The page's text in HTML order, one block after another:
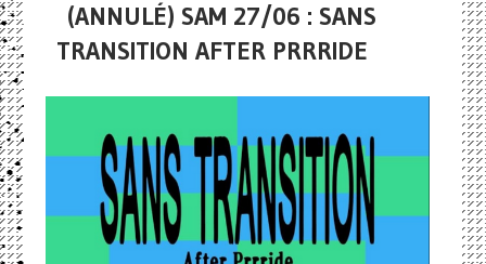
(ANNULÉ) SAM 27/06 : SANS
TRANSITION AFTER PRRRIDE